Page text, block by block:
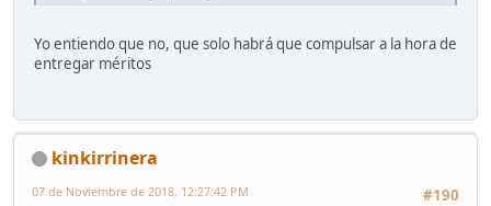
Yo entiendo que no, que solo habrá que compulsar a la hora de
entregar méritos
kinkirrinera
#190
07 de Noviembre de 2018, 12:27:42 PM